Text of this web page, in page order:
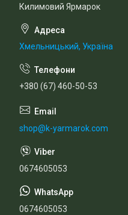
Килимовий Ярмарок
Хмельницький, Україна
+380 (67) 460-50-53
shop@k-yarmarok.com
0674605053
0674605053